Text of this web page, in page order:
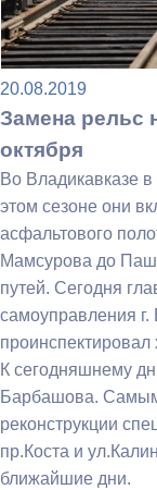
20.08.2019
Замена рельс
октября
Во Владикавказе
этом сезоне они
асфальтового
Мамсурова до
путей. Сегодня
самоуправления г.
К сегодняшнему
Барбашова.
реконструкции
пр.Коста и
ближайшие дни.